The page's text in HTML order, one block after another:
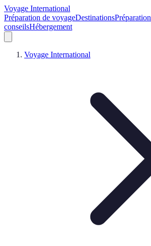
Voyage International
Préparation de voyageDestinationsPréparation
conseilsHébergement
Voyage International